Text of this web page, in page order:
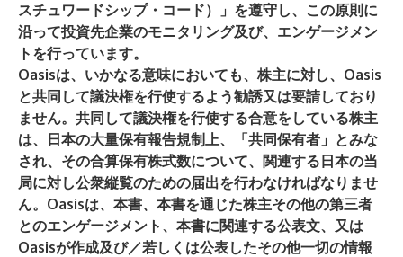
スチュワードシップ・コード）」を遵守し、この原則に
沿って投資先企業のモニタリング及び、エンゲージメン
トを行っています。
Oasisは、いかなる意味においても、株主に対し、Oasis
と共同して議決権を行使するよう勧誘又は要請しており
ません。共同して議決権を行使する合意をしている株主
は、日本の大量保有報告規制上、「共同保有者」とみな
され、その合算保有株式数について、関連する日本の当
局に対し公衆縦覧のための届出を行わなければなりませ
ん。Oasisは、本書、本書を通じた株主その他の第三者
とのエンゲージメント、本書に関連する公表文、又は
Oasisが作成及び／若しくは公表したその他一切の情報